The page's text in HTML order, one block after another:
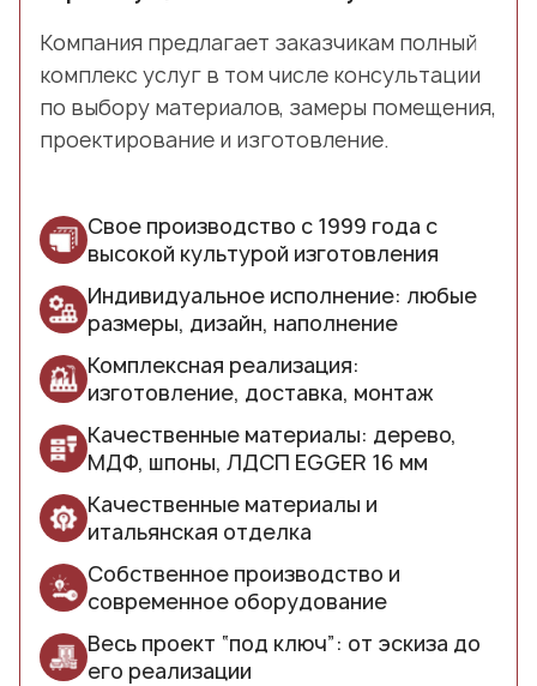
Компания предлагает заказчикам полный
комплекс услуг в том числе консультации
по выбору материалов, замеры помещения,
проектирование и изготовление.
Свое производство с 1999 года с
высокой культурой изготовления
Индивидуальное исполнение: любые
размеры, дизайн, наполнение
Комплексная реализация:
изготовление, доставка, монтаж
Качественные материалы: дерево,
МДФ, шпоны, ЛДСП EGGER 16 мм
Качественные материалы и
итальянская отделка
Собственное производство и
современное оборудование
Весь проект “под ключ”: от эскиза до
его реализации